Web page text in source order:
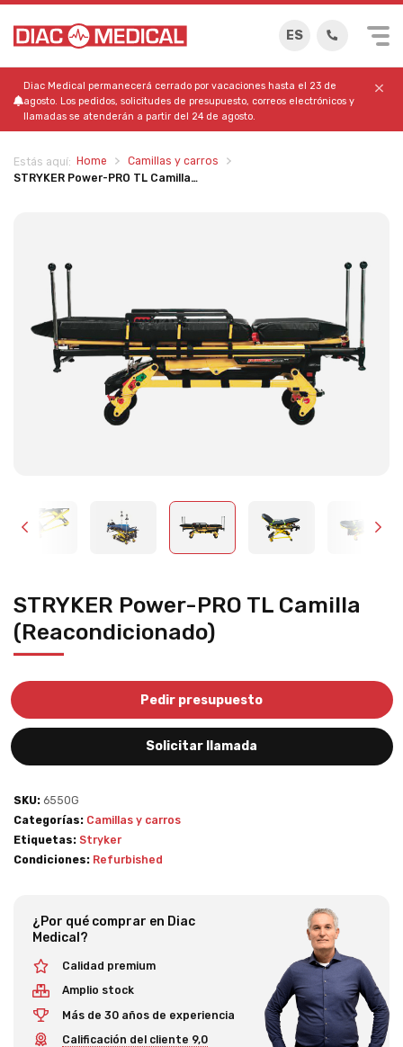
ES
Diac Medical permanecerá cerrado por vacaciones hasta el 23 de
agosto. Los pedidos, solicitudes de presupuesto, correos electrónicos y
llamadas se atenderán a partir del 24 de agosto.
Estás aquí: Home
Camillas y carros
STRYKER Power-PRO TL Camilla…
STRYKER Power-PRO TL Camilla
(Reacondicionado)
Pedir presupuesto
Solicitar llamada
SKU: 6550G
Categorías: Camillas y carros
Etiquetas: Stryker
Condiciones: Refurbished
¿Por qué comprar en Diac
Medical?
Calidad premium
Amplio stock
Más de 30 años de experiencia
Calificación del cliente 9,0